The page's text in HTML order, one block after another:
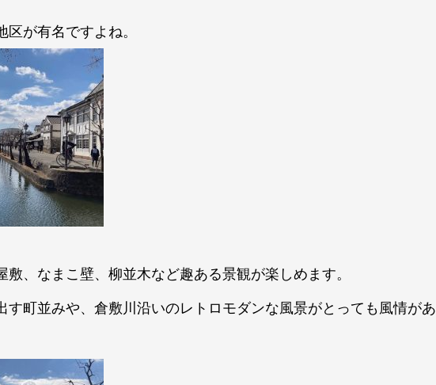
が有名ですよね。
、なまこ壁、柳並木など趣ある景観が楽しめます。
す町並みや、倉敷川沿いのレトロモダンな風景がとっても風情があ